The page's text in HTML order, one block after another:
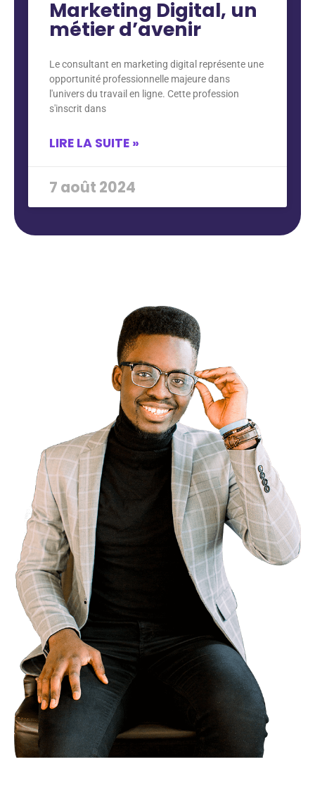
Marketing Digital, un
métier d’avenir
Le consultant en marketing digital représente une
opportunité professionnelle majeure dans
l'univers du travail en ligne. Cette profession
s'inscrit dans
LIRE LA SUITE »
7 août 2024